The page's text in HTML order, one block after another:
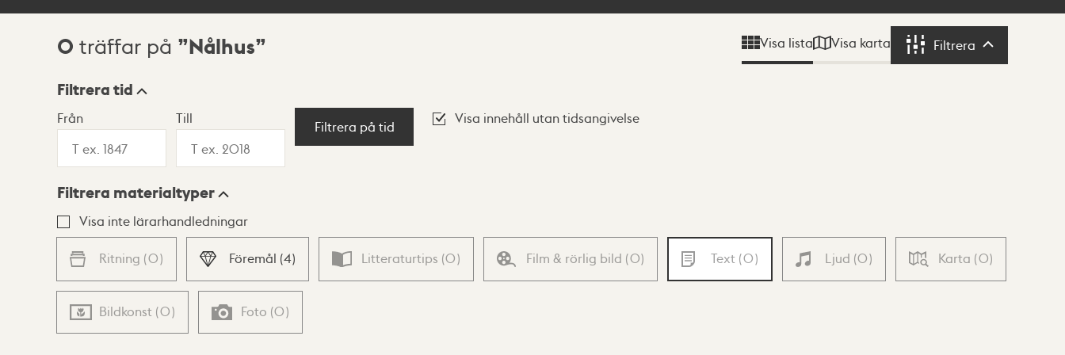
Sökresultat
0 träffar på Nålhus Visa lista Visa karta Filtrera Filtrera
Visningsläge
Lista Karta
Filtrera tid
Från Till
Filtrera på tid
Visa innehåll utan tidsangivelse
Filtrera materialtyper
Visa inte lärarhandledningar
Ritning (0) Föremål (4) Litteraturtips (0) Film & rörlig bild (0) Text (0) Ljud (0) Karta (0)
Bildkonst (0) Foto (0)